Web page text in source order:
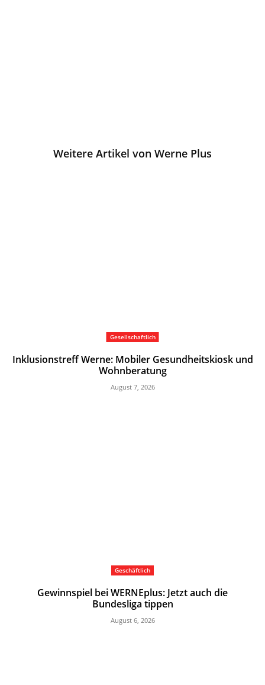
Weitere Artikel von Werne Plus
Gesellschaftlich
Inklusionstreff Werne: Mobiler Gesundheitskiosk und
Wohnberatung
August 7, 2026
Geschäftlich
Gewinnspiel bei WERNEplus: Jetzt auch die
Bundesliga tippen
August 6, 2026